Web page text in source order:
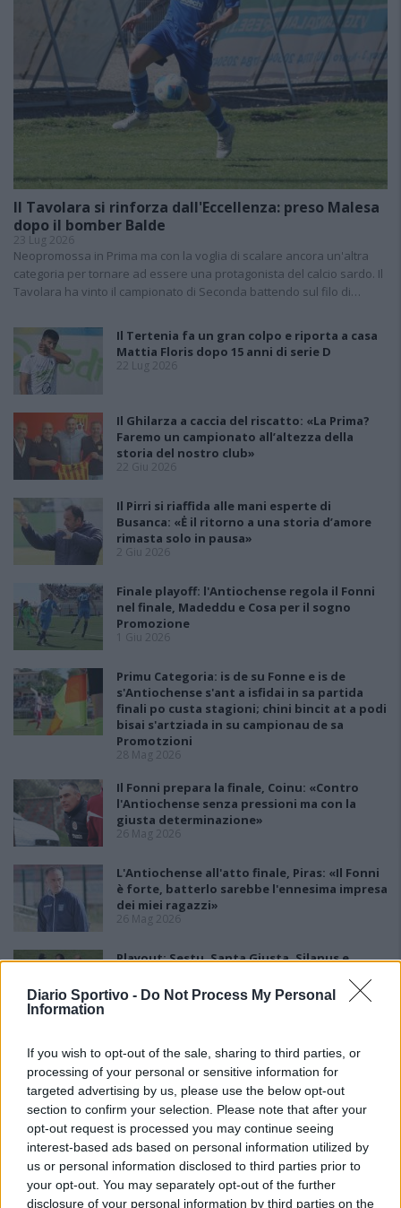
Diario Sportivo - Do Not Process My Personal
Information
If you wish to opt-out of the sale, sharing to third parties, or
processing of your personal or sensitive information for
targeted advertising by us, please use the below opt-out
section to confirm your selection. Please note that after your
opt-out request is processed you may continue seeing
interest-based ads based on personal information utilized by
us or personal information disclosed to third parties prior to
your opt-out. You may separately opt-out of the further
disclosure of your personal information by third parties on the
Il Tavolara si rinforza dall'Eccellenza: preso Malesa
dopo il bomber Balde
23 Lug 2026
Neopromossa in Prima ma con la voglia di scalare ancora un'altra
categoria per tornare ad essere una protagonista del calcio sardo. Il
Tavolara ha vinto il campionato di Seconda battendo sul filo di…
Il Tertenia fa un gran colpo e riporta a casa
Mattia Floris dopo 15 anni di serie D
22 Lug 2026
Il Ghilarza a caccia del riscatto: «La Prima?
Faremo un campionato all’altezza della
storia del nostro club»
22 Giu 2026
Il Pirri si riaffida alle mani esperte di
Busanca: «Ė il ritorno a una storia d’amore
rimasta solo in pausa»
2 Giu 2026
Finale playoff: l'Antiochense regola il Fonni
nel finale, Madeddu e Cosa per il sogno
Promozione
1 Giu 2026
Primu Categoria: is de su Fonne e is de
s'Antiochense s'ant a isfidai in sa partida
finali po custa stagioni; chini bincit at a podi
bisai s'artziada in su campionau de sa
Promotzioni
28 Mag 2026
Il Fonni prepara la finale, Coinu: «Contro
l'Antiochense senza pressioni ma con la
giusta determinazione»
26 Mag 2026
L'Antiochense all'atto finale, Piras: «Il Fonni
è forte, batterlo sarebbe l'ennesima impresa
dei miei ragazzi»
26 Mag 2026
Playout: Sestu, Santa Giusta, Silanus e
e Sennori in Seconda
25 Mag 2026